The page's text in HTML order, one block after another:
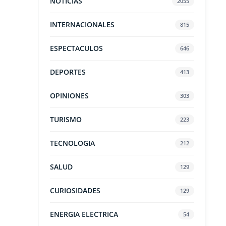
INTERNACIONALES 815
ESPECTACULOS 646
DEPORTES 413
OPINIONES 303
TURISMO 223
TECNOLOGIA 212
SALUD 129
CURIOSIDADES 129
ENERGIA ELECTRICA 54